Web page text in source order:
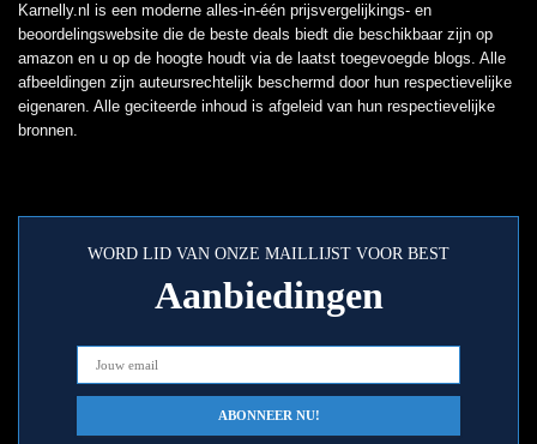
Karnelly.nl is een moderne alles-in-één prijsvergelijkings- en
beoordelingswebsite die de beste deals biedt die beschikbaar zijn op
amazon en u op de hoogte houdt via de laatst toegevoegde blogs. Alle
afbeeldingen zijn auteursrechtelijk beschermd door hun respectievelijke
eigenaren. Alle geciteerde inhoud is afgeleid van hun respectievelijke
bronnen.
WORD LID VAN ONZE MAILLIJST VOOR BEST
Aanbiedingen